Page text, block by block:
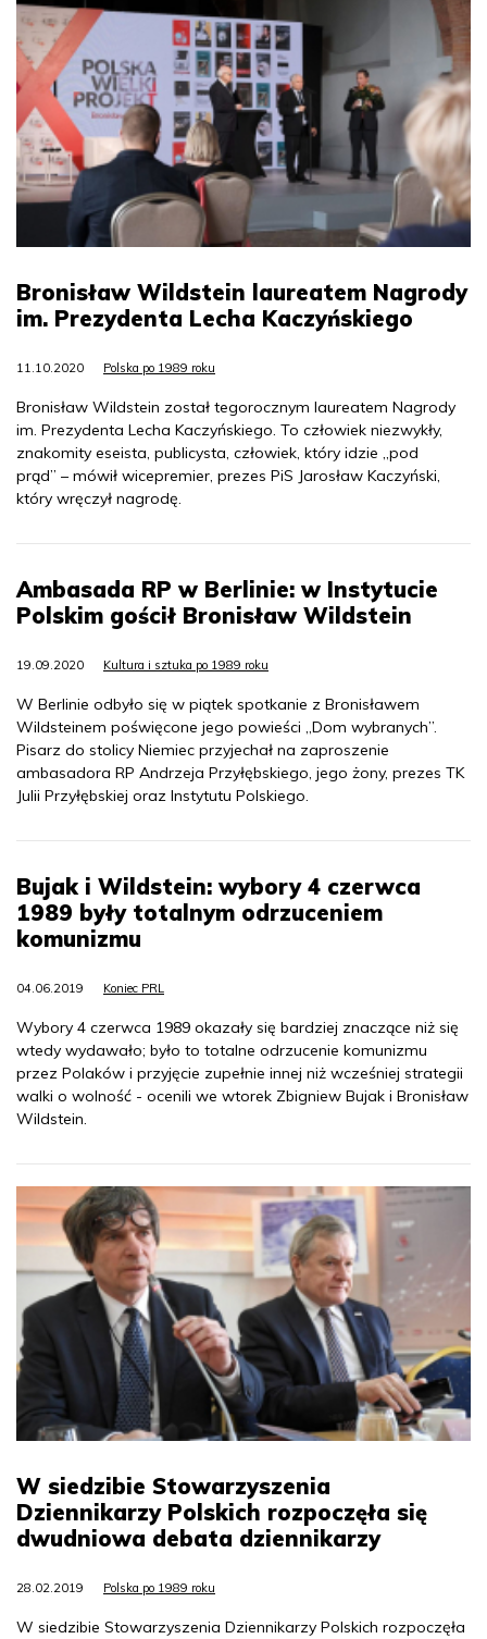
Bronisław Wildstein laureatem Nagrody
im. Prezydenta Lecha Kaczyńskiego
11.10.2020 Polska po 1989 roku
Bronisław Wildstein został tegorocznym laureatem Nagrody
im. Prezydenta Lecha Kaczyńskiego. To człowiek niezwykły,
znakomity eseista, publicysta, człowiek, który idzie „pod
prąd” – mówił wicepremier, prezes PiS Jarosław Kaczyński,
który wręczył nagrodę.
Ambasada RP w Berlinie: w Instytucie
Polskim gościł Bronisław Wildstein
19.09.2020 Kultura i sztuka po 1989 roku
W Berlinie odbyło się w piątek spotkanie z Bronisławem
Wildsteinem poświęcone jego powieści „Dom wybranych”.
Pisarz do stolicy Niemiec przyjechał na zaproszenie
ambasadora RP Andrzeja Przyłębskiego, jego żony, prezes TK
Julii Przyłębskiej oraz Instytutu Polskiego.
Bujak i Wildstein: wybory 4 czerwca
1989 były totalnym odrzuceniem
komunizmu
04.06.2019 Koniec PRL
Wybory 4 czerwca 1989 okazały się bardziej znaczące niż się
wtedy wydawało; było to totalne odrzucenie komunizmu
przez Polaków i przyjęcie zupełnie innej niż wcześniej strategii
walki o wolność - ocenili we wtorek Zbigniew Bujak i Bronisław
Wildstein.
W siedzibie Stowarzyszenia
Dziennikarzy Polskich rozpoczęła się
dwudniowa debata dziennikarzy
28.02.2019 Polska po 1989 roku
W siedzibie Stowarzyszenia Dziennikarzy Polskich rozpoczęła